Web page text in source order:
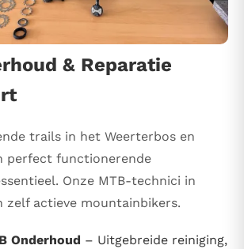
& Reparatie
trails in het Weerterbos en
perfect functionerende
Onze MTB-technici in
zelf actieve mountainbikers.
Onderhoud – Uitgebreide reiniging,